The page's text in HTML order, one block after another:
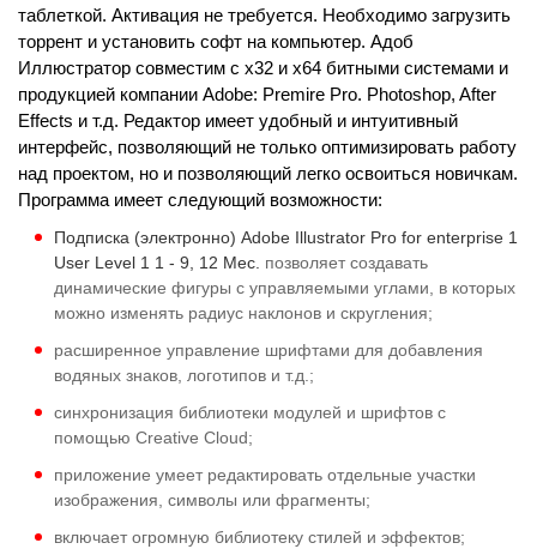
таблеткой. Активация не требуется. Необходимо загрузить
торрент и установить софт на компьютер. Адоб
Иллюстратор совместим с х32 и х64 битными системами и
продукцией компании Adobe: Premire Pro. Photoshop, After
Effects и т.д. Редактор имеет удобный и интуитивный
интерфейс, позволяющий не только оптимизировать работу
над проектом, но и позволяющий легко освоиться новичкам.
Программа имеет следующий возможности:
Подписка (электронно) Adobe Illustrator Pro for enterprise 1
User Level 1 1 - 9, 12 Мес. позволяет создавать
динамические фигуры с управляемыми углами, в которых
можно изменять радиус наклонов и скругления;
расширенное управление шрифтами для добавления
водяных знаков, логотипов и т.д.;
синхронизация библиотеки модулей и шрифтов с
помощью Creative Cloud;
приложение умеет редактировать отдельные участки
изображения, символы или фрагменты;
включает огромную библиотеку стилей и эффектов;